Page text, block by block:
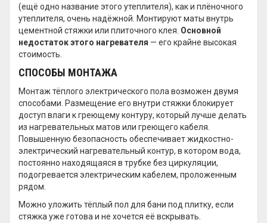
(ещё одно название этого утеплителя), как и плёночного
утеплителя, очень надёжной. Монтируют маты внутрь
цементной стяжки или плиточного клея. Основной
недостаток этого нагревателя — его крайне высокая
стоимость.
СПОСОБЫ МОНТАЖА
Монтаж тёплого электрического пола возможен двумя
способами. Размещение его внутри стяжки блокирует
доступ влаги к греющему контуру, который лучше делать
из нагревательных матов или греющего кабеля.
Повышенную безопасность обеспечивает жидкостно-
электрический нагревательный контур, в котором вода,
постоянно находящаяся в трубке без циркуляции,
подогревается электрическим кабелем, проложенным
рядом.
Можно уложить тёплый пол для бани под плитку, если
стяжка уже готова и не хочется её вскрывать.